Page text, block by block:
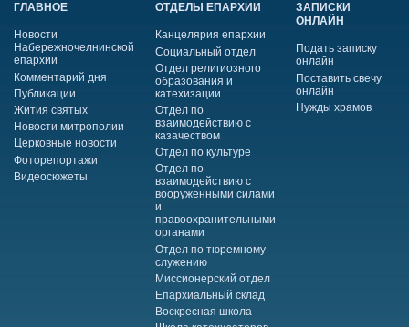
ГЛАВНОЕ
Новости
Набережночелнинской
епархии
Комментарий дня
Публикации
Жития святых
Новости митрополии
Церковные новости
Фоторепортажи
Видеосюжеты
ОТДЕЛЫ ЕПАРХИИ
Канцелярия епархии
Социальный отдел
Отдел религиозного
образования и
катехизации
Отдел по
взаимодействию с
казачеством
Отдел по культуре
Отдел по
взаимодействию с
вооруженными силами
и
правоохранительными
органами
Отдел по тюремному
служению
Миссионерский отдел
Епархиальный склад
Воскресная школа
ЗАПИСКИ
ОНЛАЙН
Подать записку
онлайн
Поставить свечу
онлайн
Нужды храмов